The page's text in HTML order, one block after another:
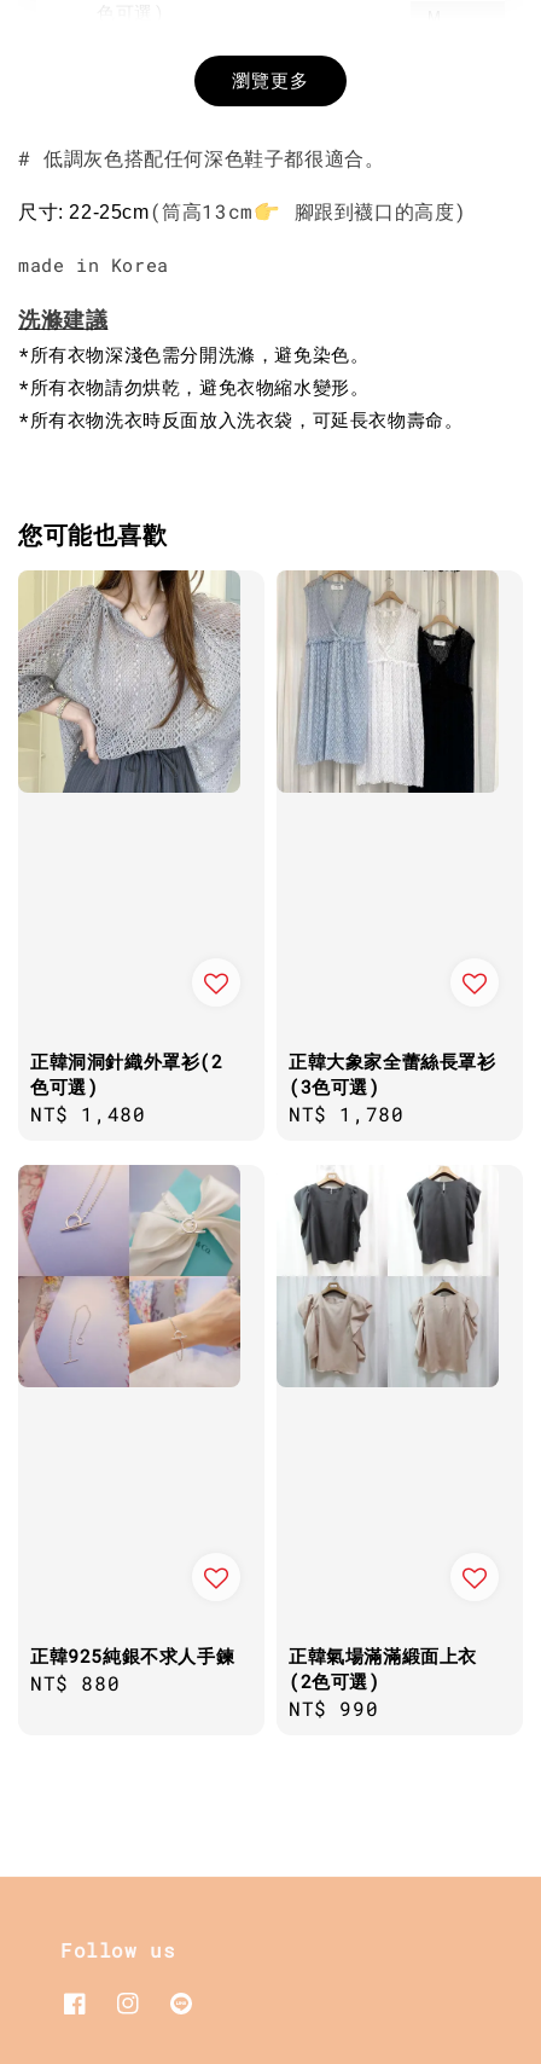
+NT$ 190
-
瀏覽更多
# 低調灰色搭配任何深色鞋子都很適合。
尺寸: 22-25cm(筒高13cm 腳跟到襪口的高度)
made in Korea
洗滌建議
*所有衣物深淺色需分開洗滌，避免染色。
*所有衣物請勿烘乾，避免衣物縮水變形。
*所有衣物洗衣時反面放入洗衣袋，可延長衣物壽命。
您可能也喜歡
正韓洞洞針織外罩衫(2
色可選)
Regular
NT$ 1,480
正韓大象家全蕾絲長罩衫
(3色可選)
Regular
NT$ 1,780
正韓925純銀不求人手鍊
Regular
NT$ 880
正韓氣場滿滿緞面上衣
(2色可選)
Regular
NT$ 990
Follow us